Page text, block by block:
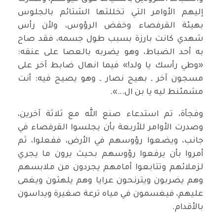
إليهم الأوامر التي تخللتها الشتائم بالجلوس
بهيئة القرفصاء وخفض الرؤوس، ولأن رأس
شهدي كانت بارزة بسبب طول جسمه، فقد صاح
به أحد الضباط، وهو يضربه بالعصا على عنقه:
«وطي رأسك يا ولد!» فيما انهال ضابط آخر على
مسجون آخر ـ بهيج نصار ـ وهو يصيح فيه: أنت
مشمئنط ليه يا بن ال...».
وفجأة، تم استدعاء صنع الله مع ثلاثة آخرين،
وصدرت الأوامر للأربعة بأن يجلسوا القرفصاء في
جانب، ويضعوا رؤوسهم في الأرض، ففعلوا، ثم
أمروا بأن يرفعوا رؤوسهم بحيث يرون ما يجري
لزملائهم وتتابعوا أمامهم يجردون من ملابسهم
وهم يضربون ويترنحون عرايا وهم يلهثون ويغمى
عليهم، فيغسمون في مياه ترعة صغيرة ويداسون
بالأقدام.